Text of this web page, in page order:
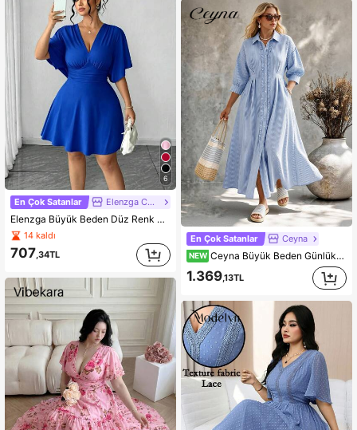
6
En Çok Satanlar Elenzga CURVE
Elenzga Büyük Beden Düz Renk V Yaka Kısa Kollu Belden Büzgülü Zarif Minimalist Tasarım Elbise
14 kaldı
707 ,34TL
En Çok Satanlar Ceyna
NEW Ceyna Büyük Beden Günlük Şık Çizgili Beli Oturtmalı Uzun Fırfır Detaylı Gömlek Elbise
1.369,13TL